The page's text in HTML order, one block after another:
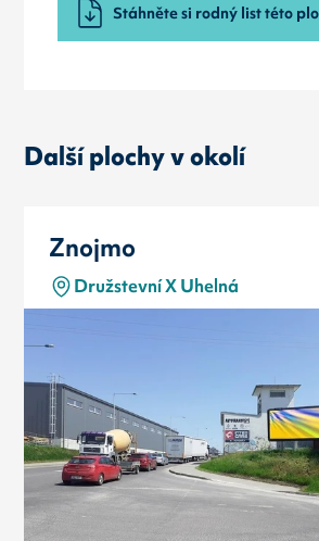
Stáhněte si rodný list této
Další plochy v okolí
Znojmo
Družstevní X Uhelná